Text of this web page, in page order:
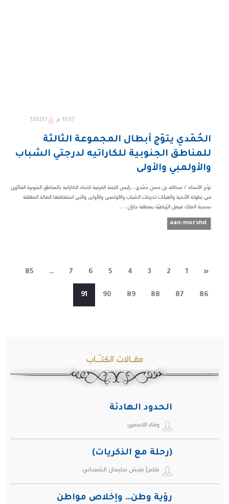
11:57 م 155217
الحُمّدي يتوّج أبطال المجموعة الثالثة
للمناطق الجنوبية للكاراتيه لدرجتي الشباب
والأولمبي والأولى
توّج الأستاذ / عبدالله بن حسن حُمّدي ، رئيس اللجنة الفرعية لاتحاد الكاراتيه بالمناطق الجنوبية الفائزين
في بطولة الأندية والهيئات لدرجات الشباب والأولمبي والأولى والتي استضافتها الصالة المغلقة
بمدينة الملك فيصل الرّياضيّة بمنطقة جازان ، ...
aan-morshd
«
1
2
3
4
5
6
7
…
85
86
87
88
89
90
91
مقـالات الكتـّـاب
الحدود الهادئة
وفاء الاسمري
(رحلة مع الذكريات)
بقلم| بقيش سليمان الشعباني
رؤية وطن… وإخلاص مواطن